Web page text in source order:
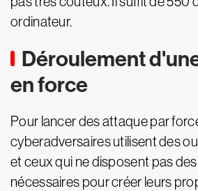
ordinateur.
Déroulement
en force
Pour lancer des attaque par
cyberadversaires utilisent des
et ceux qui ne disposent pas
nécessaires pour créer leurs